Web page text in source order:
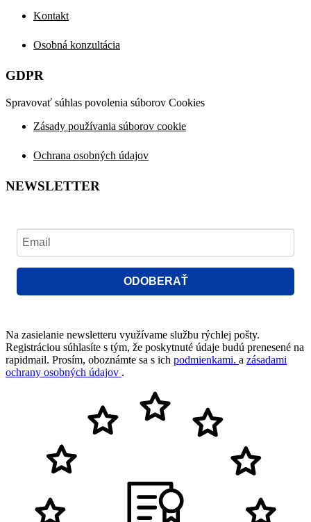
Kontakt
Osobná konzultácia
GDPR
Spravovať súhlas povolenia súborov Cookies
Zásady používania súborov cookie
Ochrana osobných údajov
NEWSLETTER
ODOBERAŤ
Na zasielanie newsletteru využívame službu rýchlej pošty.
Registráciou súhlasíte s tým, že poskytnuté údaje budú prenesené na
rapidmail. Prosím, oboznámte sa s ich podmienkami. a zásadami
ochrany osobných údajov .